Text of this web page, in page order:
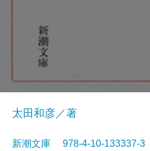
太田和彦／著
新潮文庫 978-4-10-